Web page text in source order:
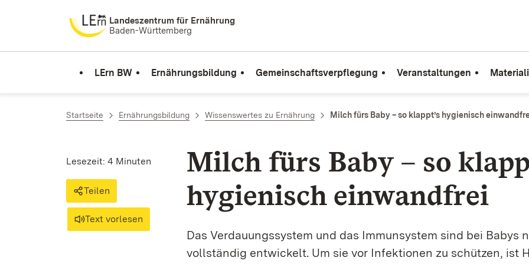
Zum Inhalt springenLandeszentrum für Ernährung
Baden-Württemberg
LErn BW Ernährungsbildung Gemeinschaftsverpflegung Veranstaltungen
Startseite Ernährungsbildung Wissenswertes zu Ernährung Milch fürs Baby – so klappt’s hygienisch
Milch fürs Baby – so
hygienisch einwandfrei
Das Verdauungssystem und das Immunsystem sind bei Babys
vollständig entwickelt. Um sie vor Infektionen zu schützen, ist
Lesezeit: 4 Minuten
Teilen
Text vorlesen